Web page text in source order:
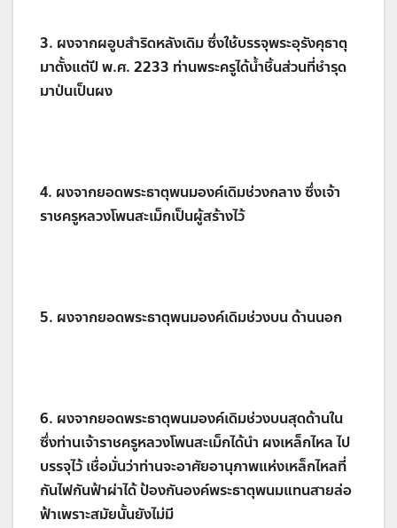
3. ผงจากผอูบสำริดหลังเดิม ซึ่งใช้บรรจุพระอุรังคุธาตุ
มาตั้งแต่ปี พ.ศ. 2233 ท่านพระครูได้น้ำชิ้นส่วนที่ชำรุด
มาป่นเป็นผง
4. ผงจากยอดพระธาตุพนมองค์เดิมช่วงกลาง ซึ่งเจ้า
ราชครูหลวงโพนสะเม็กเป็นผู้สร้างไว้
5. ผงจากยอดพระธาตุพนมองค์เดิมช่วงบน ด้านนอก
6. ผงจากยอดพระธาตุพนมองค์เดิมช่วงบนสุดด้านใน
ซึ่งท่านเจ้าราชครูหลวงโพนสะเม็กได้นำ ผงเหล็กไหล ไป
บรรจุไว้ เชื่อมั่นว่าท่านจะอาศัยอานุภาพแห่งเหล็กไหลที่
กันไฟกันฟ้าผ่าได้ ป้องกันองค์พระธาตุพนมแทนสายล่อ
ฟ้าเพราะสมัยนั้นยังไม่มี